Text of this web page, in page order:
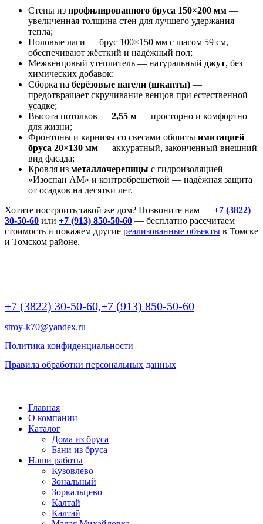
Стены из профилированного бруса 150×200 мм —
увеличенная толщина стен для лучшего удержания
тепла;
Половые лаги — брус 100×150 мм с шагом 59 см,
обеспечивают жёсткий и надёжный пол;
Межвенцовый утеплитель — натуральный джут, без
химических добавок;
Сборка на берёзовые нагели (шканты) —
предотвращает скручивание венцов при естественной
усадке;
Высота потолков — 2,55 м — просторно и комфортно
для жизни;
Фронтоны и карнизы со свесами обшиты имитацией
бруса 20×130 мм — аккуратный, законченный внешний
вид фасада;
Кровля из металлочерепицы с гидроизоляцией
«Изоспан АМ» и контробрешёткой — надёжная защита
от осадков на десятки лет.
Хотите построить такой же дом? Позвоните нам — +7 (3822)
30‑50‑60 или +7 (913) 850‑50‑60 — бесплатно рассчитаем
стоимость и покажем другие реализованные объекты в Томске
и Томском районе.
+7 (3822) 30-50-60,+7 (913) 850-50-60
stroy-k70@yandex.ru
Политика конфиденциальности
Правила обработки персональных данных
Главная
О компании
Каталог
Дома из бруса
Бани из бруса
Наши работы
Кузовлево
Зональный
Зоркальцево
Калтай
Калтай